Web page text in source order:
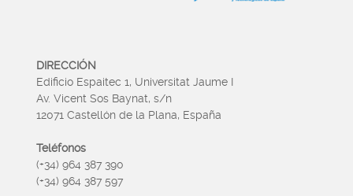
DIRECCIÓN
Edificio Espaitec 1, Universitat Jaume I
Av. Vicent Sos Baynat, s/n
12071 Castellón de la Plana, España
Teléfonos
(+34) 964 387 390
(+34) 964 387 597